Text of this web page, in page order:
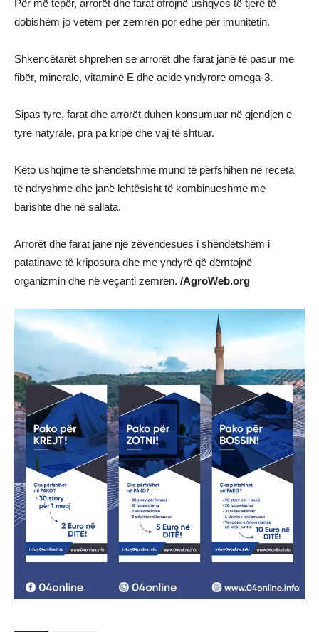
Për më tepër, arrorët dhe farat ofrojnë ushqyes të tjerë të
dobishëm jo vetëm për zemrën por edhe për imunitetin.
Shkencëtarët shprehen se arrorët dhe farat janë të pasur me
fibër, minerale, vitaminë E dhe acide yndyrore omega-3.
Sipas tyre, farat dhe arrorët duhen konsumuar në gjendjen e
tyre natyrale, pra pa kripë dhe vaj të shtuar.
Këto ushqime të shëndetshme mund të përfshihen në receta
të ndryshme dhe janë lehtësisht të kombinueshme me
barishte dhe në sallata.
Arrorët dhe farat janë një zëvendësues i shëndetshëm i
patatinave të kriposura dhe me yndyrë që dëmtojnë
organizmin dhe në veçanti zemrën. /AgroWeb.org